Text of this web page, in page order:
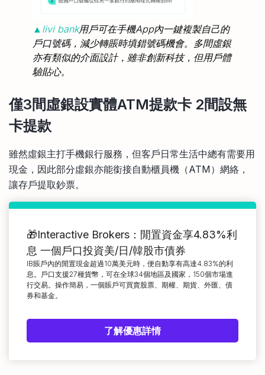
▲livi bank用戶可在手機App內一鍵複製自己的
戶口號碼，減少轉賬時填錯號碼機會。多間虛銀
亦有類似的介面設計，雖非創新科技，但用戶體
驗貼心。
僅3間虛銀設實體ATM提款卡 2間設無
卡提款
雖然虛銀主打手機銀行服務，但客戶日常生活中總有需要用
現金，因此部分虛銀亦能銜接自動櫃員機（ATM）網絡，
讓存戶提取鈔票。
🎁Interactive Brokers：閒置資金享4.83%利
息 一個戶口投資美/日/韓股市債券
IB賬戶內的閒置現金超過10萬美元時，便自動享有高達4.83%的利
息。戶口支援27種貨幣，可在全球34個地區及國家，150個市場進
行交易。操作簡易，一個賬戶可買賣股票、期權、期貨、外匯、債
券和基金。
了解優惠詳情